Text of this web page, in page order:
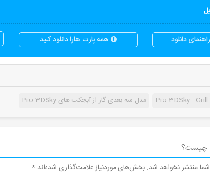
دانلود همه پارت هارا دانلود کنید
Pro 3DSky - مدل سه بعدی گاز از آبجکت های Pro 3DSky
چیست؟
منتشر نخواهد شد. بخش‌های موردنیاز علامت‌گذاری شده‌اند *